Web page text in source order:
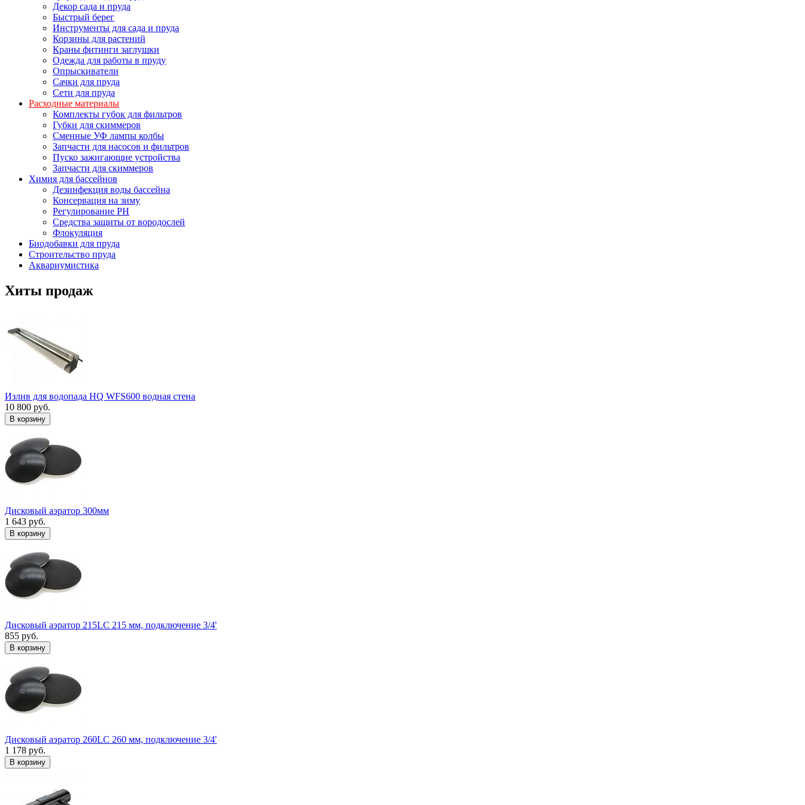
Декор сада и пруда
Быстрый берег
Инструменты для сада и пруда
Корзины для растений
Краны фитинги заглушки
Одежда для работы в пруду
Опрыскиватели
Сачки для пруда
Сети для пруда
Расходные материалы
Комплекты губок для фильтров
Губки для скиммеров
Сменные УФ лампы колбы
Запчасти для насосов и фильтров
Пуско зажигающие устройства
Запчасти для скиммеров
Химия для бассейнов
Дезинфекция воды бассейна
Консервация на зиму
Регулирование PH
Средства защиты от вородослей
Флокуляция
Биодобавки для пруда
Строительство пруда
Аквариумистика
Хиты продаж
Излив для водопада HQ WFS600 водная стена
10 800 руб.
В корзину
Дисковый аэратор 300мм
1 643 руб.
В корзину
Дисковый аэратор 215LC 215 мм, подключение 3/4'
855 руб.
В корзину
Дисковый аэратор 260LC 260 мм, подключение 3/4'
1 178 руб.
В корзину